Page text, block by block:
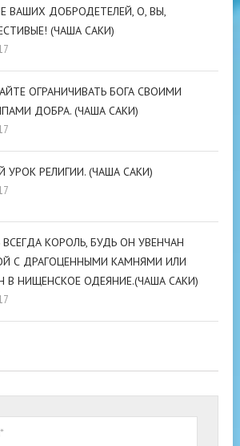
ВАШИХ ДОБРОДЕТЕЛЕЙ, О, ВЫ,
(ЧАША САКИ)
ОГРАНИЧИВАТЬ БОГА СВОИМИ
ДОБРА. (ЧАША САКИ)
УРОК РЕЛИГИИ. (ЧАША САКИ)
КОРОЛЬ, БУДЬ ОН УВЕНЧАН
С ДРАГОЦЕННЫМИ КАМНЯМИ ИЛИ
В НИЩЕНСКОЕ ОДЕЯНИЕ.(ЧАША САКИ)